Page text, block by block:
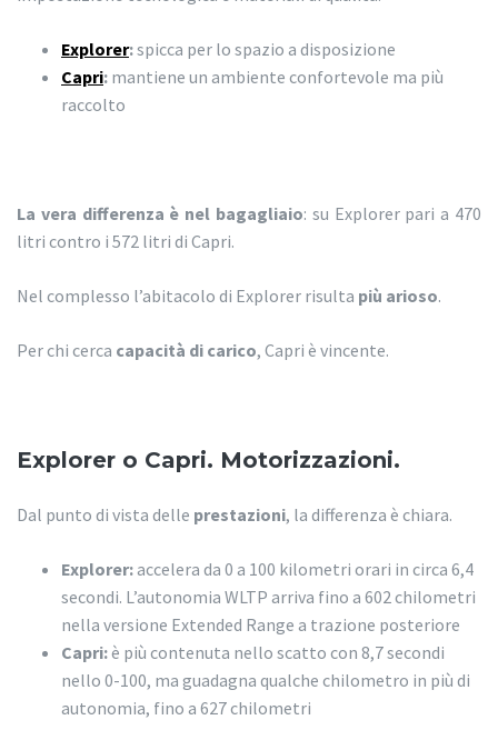
Explorer:spicca per lo spazio a disposizione
Capri: mantiene un ambiente confortevole ma più
raccolto
La vera differenza è nel bagagliaio: su Explorer pari a 470
litri contro i 572 litri di Capri.
Nel complesso l’abitacolo di Explorer risulta più arioso.
Per chi cerca capacità di carico, Capri è vincente.
Explorer o Capri. Motorizzazioni.
Dal punto di vista delle prestazioni, la differenza è chiara.
Explorer:accelera da 0 a 100 kilometri orari in circa 6,4
secondi. L’autonomia WLTP arriva fino a 602 chilometri
nella versione Extended Range a trazione posteriore
Capri:è più contenuta nello scatto con 8,7 secondi
nello 0-100, ma guadagna qualche chilometro in più di
autonomia, fino a 627 chilometri